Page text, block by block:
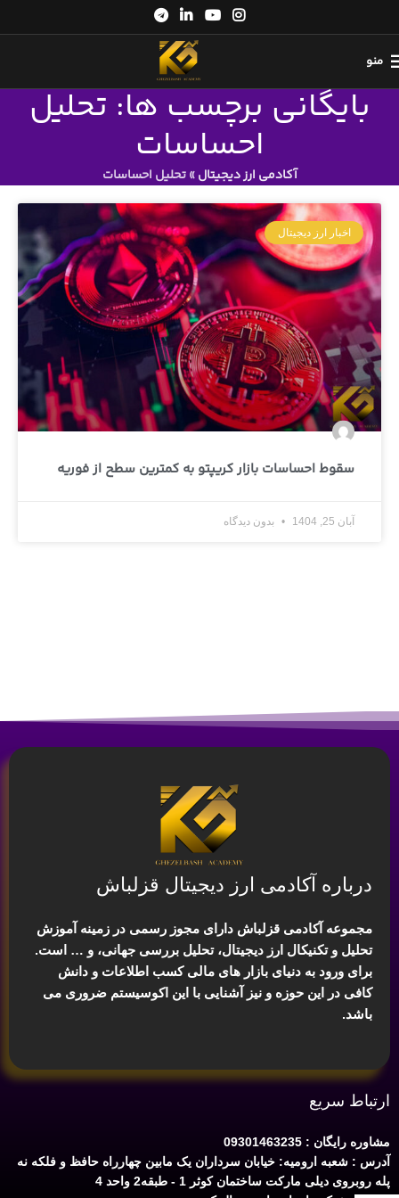
منو
بایگانی برچسب ها: تحلیل
احساسات
آکادمی ارز دیجیتال»تحلیل احساسات
اخبار ارز دیجیتال
سقوط احساسات بازار کریپتو به کمترین سطح از فوریه
آبان 25, 1404 بدون دیدگاه
درباره آکادمی ارز دیجیتال قزلباش
مجموعه آکادمی قزلباش دارای مجوز رسمی در زمینه آموزش
تحلیل و تکنیکال ارز دیجیتال، تحلیل بررسی جهانی، و … است.
برای ورود به دنیای بازار های مالی کسب اطلاعات و دانش
کافی در این حوزه و نیز آشنایی با این اکوسیستم ضروری می
باشد.
ارتباط سریع
مشاوره رایگان : 09301463235
آدرس : شعبه ارومیه: خیابان سرداران یک مابین چهارراه حافظ و فلکه نه
پله روبروی دیلی مارکت ساختمان کوثر 1 - طبقه2 واحد 4